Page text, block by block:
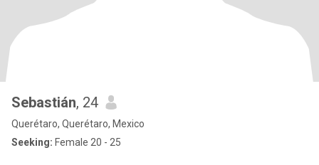
Sebastián, 24
Querétaro, Querétaro, Mexico
Seeking: Female 20 - 25